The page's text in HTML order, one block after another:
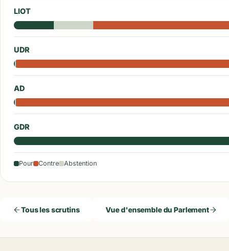
LIOT
UDR
AD
GDR
Pour Contre Abstention
Tous les scrutins Vue d'ensemble du Parlement